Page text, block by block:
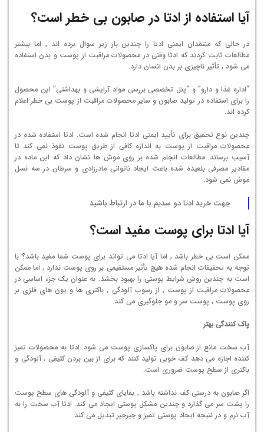
آیا استفاده از ادتا در صابون بی خطر است؟
در حالی که منتقدان ایمنی ادتا را چندین بار زیر سوال برده اند , اما بیشتر
مطالعات ثابت کردند که ادتا وقتی در محصولات مراقبت از پوست و بدن استفاده
می شود , تأثیر ناچیزی بر بدن انسان دارد.
“اداره غذا و دارو” و “پنل تخصصی بررسی مواد آرایشی و بهداشتی” این محصول
را برای استفاده در تولید صابون و سایر محصولات مراقبت از پوست بی خطر اعلام
کرده اند.
چندین نوع تحقیق برای تأیید ایمنی ادتا انجام شده است. ادتا استفاده شده در
محصولات مراقبت از پوست به اندازه کافی از طریق پوست نفوذ نمی کند تا
آسیب برساند. مطالعات انجام شده بر روی موش ها نشان داد که این ماده در
مقادیر مصرفی بلعیده شده باعث ایجاد ناتوانی مادرزادی و سرطان در سه نسل
موش نمی شود.
جهت خرید ادتا دو سدیم با ما در ارتباط باشید
آیا ادتا برای پوست مفید است؟
ممکن است بی خطر باشد , اما آیا ادتا می تواند برای پوست شما مفید باشد؟ با
توجه به تحقیقات انجام شده هیچ تأثیر مستقیمی بر روی پوست ندارد , اما ممکن
است به چندین روش شرایط پوستی را بهبود بخشد. به عنوان یک جزء اساسی در
محصولات مراقبت از پوست , از رسوب آلودگی , باکتری ها و یون های فلزی بر
روی پوست , پوست سر و مو جلوگیری می کند.
پاک کنندگی بهتر
آب سخت مانع از صابون برای پاکسازی پوست می شود. ادتا به محصولات تمیز
کننده اجازه می دهد کف خوبی تولید کنند که برای از بین بردن کثیفی , آلودگی و
باکتری از سطح پوست ضروری است.
اگر صابون به درستی کف نداشته باشد , بقایای کثیفی و آلودگی های سطح پوست
را پشت سر می گذارد و چندین مشکل پوستی ایجاد می کند. ادتا آب سخت را به
آب نرم و در نتیجه ایجاد پوستی تمیز و جیرجیر تبدیل می کند.